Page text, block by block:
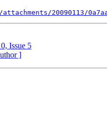
20090113/
Issue 5
]